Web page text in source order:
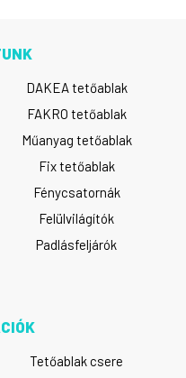
DAKEA tetőablak
FAKRO tetőablak
Műanyag tetőablak
Fix tetőablak
Fénycsatornák
Felülvilágítók
Padlásfeljárók
Tetőablak csere